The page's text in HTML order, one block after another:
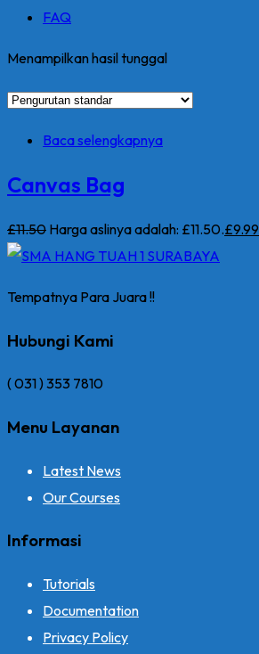
FAQ
Menampilkan hasil tunggal
Baca selengkapnya
Canvas Bag
£11.50 Harga aslinya adalah: £11.50.£9.99
Tempatnya Para Juara !!
Hubungi Kami
( 031 ) 353 7810
Menu Layanan
Latest News
Our Courses
Informasi
Tutorials
Documentation
Privacy Policy